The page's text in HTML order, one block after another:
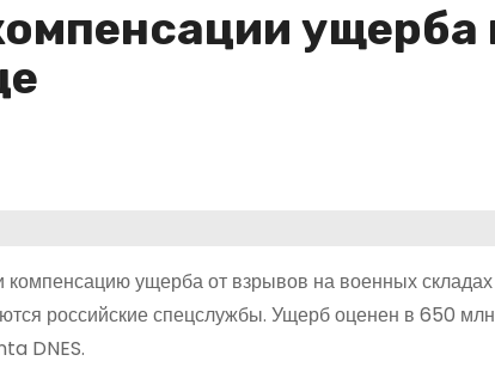
ущерба
ущерба от взрывов на военных
российские спецслужбы. Ущерб оценен в 650
DNES.